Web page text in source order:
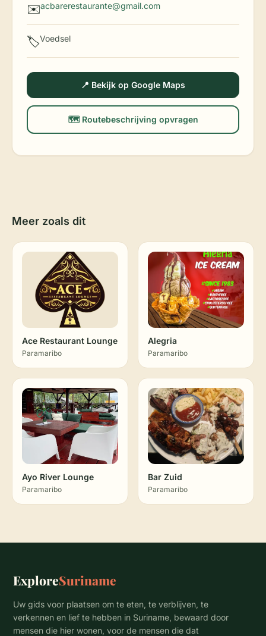
✉️acbarerestaurante@gmail.com
🏷️Voedsel
📍 Bekijk op Google Maps
🗺️ Routebeschrijving opvragen
Meer zoals dit
Ace Restaurant Lounge
Paramaribo
Alegria
Paramaribo
Ayo River Lounge
Paramaribo
Bar Zuid
Paramaribo
ExploreSuriname
Uw gids voor plaatsen om te eten, te verblijven, te
verkennen en lief te hebben in Suriname, bewaard door
mensen die hier wonen, voor de mensen die dat